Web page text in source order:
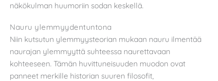
näkökulman huumoriin sodan keskellä.
Nauru ylemmyydentuntona
Niin kutsutun ylemmyysteorian mukaan nauru ilmentää
naurajan ylemmyyttä suhteessa naurettavaan
kohteeseen. Tämän huvittuneisuuden muodon ovat
panneet merkille historian suuren filosofit,